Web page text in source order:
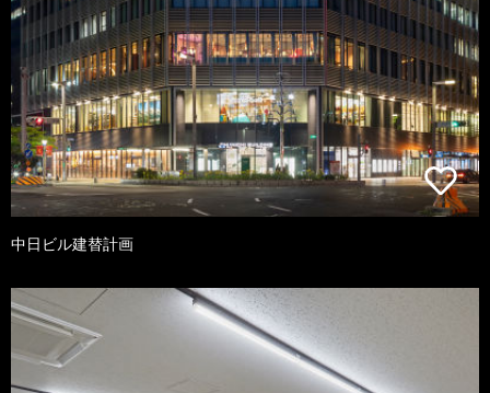
中日ビル建替計画